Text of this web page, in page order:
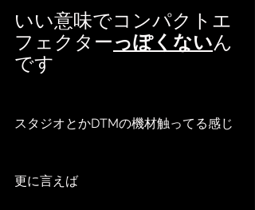
いい意味でコンパクトエ
フェクターっぽくないん
です
スタジオとかDTMの機材触ってる感じ
更に言えば